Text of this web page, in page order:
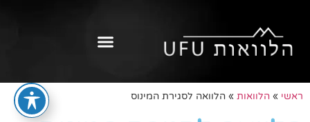
ראשי » הלוואות » הלוואה לסגירת המינוס